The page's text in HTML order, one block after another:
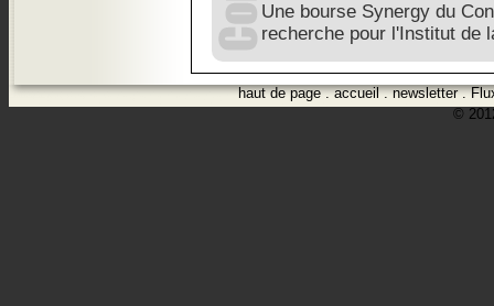
Une bourse Synergy du
recherche pour l'Institut de
haut de page.accueil.newsletter.
©